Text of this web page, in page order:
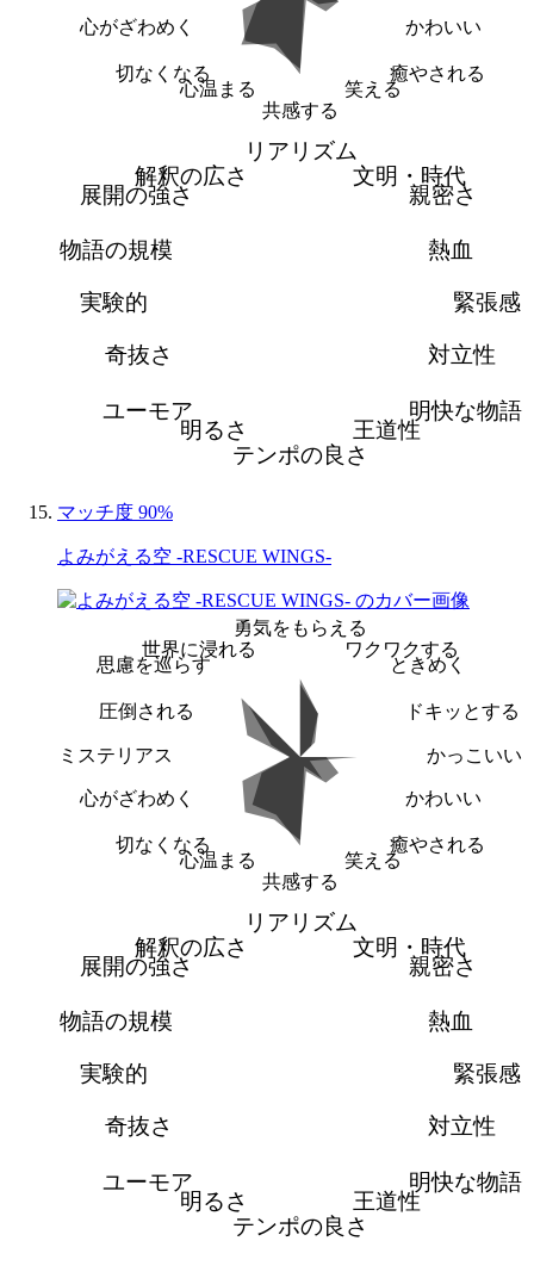
かわいい
癒やされる
笑える
共感する
心温まる
切なくなる
心がざわめく
リアリズム
文明・時代
親密さ
熱血
緊張感
対立性
明快な物語
王道性
テンポの良さ
明るさ
ユーモア
奇抜さ
実験的
物語の規模
展開の強さ
解釈の広さ
マッチ度 90%
よみがえる空 -RESCUE WINGS-
勇気をもらえる
ワクワクする
ときめく
ドキッとする
かっこいい
かわいい
癒やされる
笑える
共感する
心温まる
切なくなる
心がざわめく
ミステリアス
圧倒される
思慮を巡らす
世界に浸れる
リアリズム
文明・時代
親密さ
熱血
緊張感
対立性
明快な物語
王道性
テンポの良さ
明るさ
ユーモア
奇抜さ
実験的
物語の規模
展開の強さ
解釈の広さ